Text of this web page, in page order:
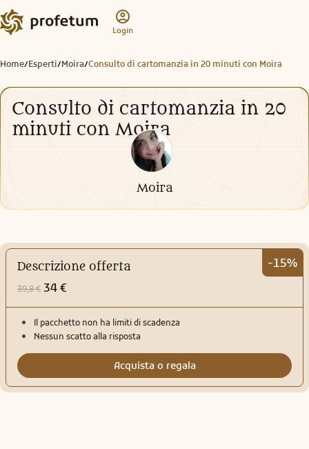
Login
Home/Esperti/Moira/Consulto di cartomanzia in 20 minuti con Moira
Consulto di cartomanzia in 20
minuti con Moira
Moira
-15%
Descrizione offerta
39,8 € 34 €
Il pacchetto non ha limiti di scadenza
Nessun scatto alla risposta
Acquista o regala